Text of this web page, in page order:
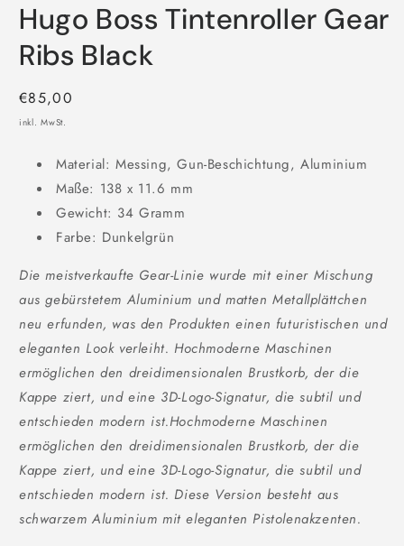
Hugo Boss Tintenroller Gear
Ribs Black
Normaler
Preis
€85,00
inkl. MwSt.
Material: Messing, Gun-Beschichtung, Aluminium
Maße: 138 x 11.6 mm
Gewicht: 34 Gramm
Farbe: Dunkelgrün
Die meistverkaufte Gear-Linie wurde mit einer Mischung
aus gebürstetem Aluminium und matten Metallplättchen
neu erfunden, was den Produkten einen futuristischen und
eleganten Look verleiht. Hochmoderne Maschinen
ermöglichen den dreidimensionalen Brustkorb, der die
Kappe ziert, und eine 3D-Logo-Signatur, die subtil und
entschieden modern ist.Hochmoderne Maschinen
ermöglichen den dreidimensionalen Brustkorb, der die
Kappe ziert, und eine 3D-Logo-Signatur, die subtil und
entschieden modern ist. Diese Version besteht aus
schwarzem Aluminium mit eleganten Pistolenakzenten.